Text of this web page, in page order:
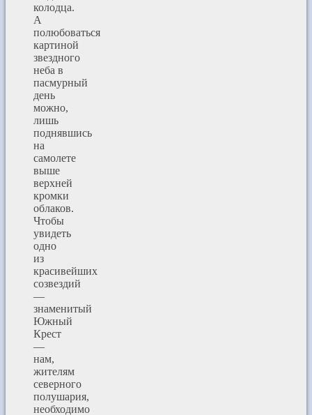
колодца.
А
полюбоваться
картиной
звездного
неба в
пасмурный
день
можно,
лишь
поднявшись
на
самолете
выше
верхней
кромки
облаков.
Чтобы
увидеть
одно
из
красивейших
созвездий
—
знаменитый
Южный
Крест
—
нам,
жителям
северного
полушария,
необходимо